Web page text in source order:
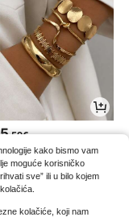
5.59€
kako bismo vam
moguće korisničko
sve” ili u bilo kojem
kolačiće, koji nam